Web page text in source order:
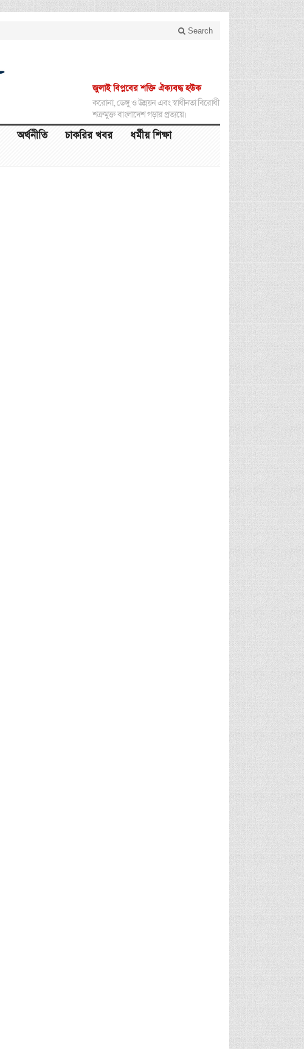
Search
জুলাই বিপ্লবের শক্তি ঐক্যবদ্ধ হউক
করোনা, ডেঙ্গু ও উন্নয়ন এবং স্বাধীনতা বিরোধী
শত্রুমুক্ত বাংলাদেশ গড়ার প্রত্যয়ে।
অর্থনীতি চাকরির খবর
ধর্মীয় শিক্ষা